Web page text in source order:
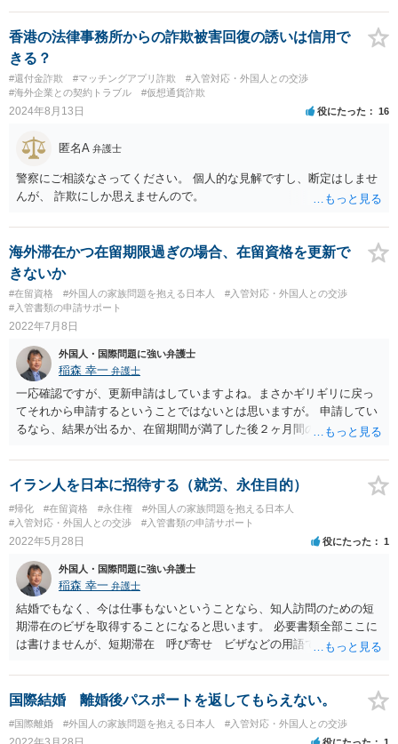
香港の法律事務所からの詐欺被害回復の誘いは信用で
きる？
#還付金詐欺 #マッチングアプリ詐欺
#入管対応・外国人との交渉
#海外企業との契約トラブル
#仮想通貨詐欺
2024年8月13日 役にたった 16
匿名A 弁護士
警察にご相談なさってください。 個人的な見解ですし、断定はしませ
んが、 詐欺にしか思えませんので。
海外滞在かつ在留期限過ぎの場合、在留資格を更新で
きないか
#在留資格 #外国人の家族問題を抱える日本人
#入管対応・外国人との交渉
#入管書類の申請サポート
2022年7月8日
外国人・国際問題に強い弁護士
稲森 幸一 弁護士
一応確認ですが、更新申請はしていますよね。まさかギリギリに戻っ
てそれから申請するということではないとは思いますが。 申請してい
るなら、結果が出るか、在留期間が満了した後２ヶ月間のいずれか早
コロナで２ヶ月も帰国が遅れることはまずないのではないでしょう
か。
イラン人を日本に招待する（就労、永住目的）
#帰化 #在留資格 #永住権
#外国人の家族問題を抱える日本人
#入管対応・外国人との交渉
#入管書類の申請サポート
2022年5月28日 役にたった 1
外国人・国際問題に強い弁護士
稲森 幸一 弁護士
結婚でもなく、今は仕事もないということなら、知人訪問のための短
期滞在のビザを取得することになると思います。 必要書類全部ここに
は書けませんが、短期滞在 呼び寄せ ビザなどの用語で検索すると
す。 それらを揃えて、イランにある日本大使館ににビザを申請するこ
とになります。 期間は通常９０日、３０日、あるいは１５日ですが、
今はコロナもあり刻々と状況が変わっているので、事前に外務省や大
使館に問い合わせたほうがいいかもしれません。ネットでの情報収集
国際結婚 離婚後パスポートを返してもらえない。
#国際離婚 #外国人の家族問題を抱える日本人 #入管対応・外国人との交渉